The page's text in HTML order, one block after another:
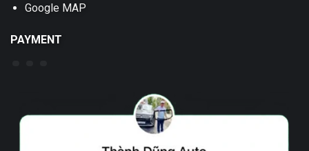
Google MAP
PAYMENT